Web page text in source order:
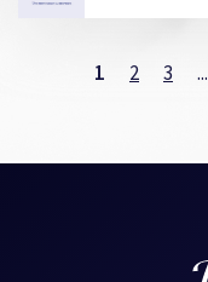
1 2 3 ...